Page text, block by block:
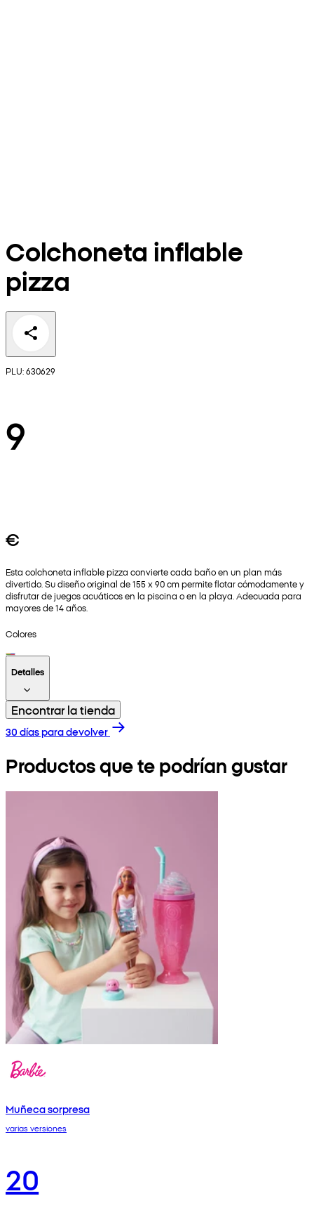
Colchoneta inflable
pizza
PLU: 630629
9
€
Esta colchoneta inflable pizza convierte cada baño en un plan más
divertido. Su diseño original de 155 x 90 cm permite flotar cómodamente y
disfrutar de juegos acuáticos en la piscina o en la playa. Adecuada para
mayores de 14 años.
Colores
Detalles
Encontrar la tienda
30 días para devolver
Productos que te podrían gustar
Muñeca sorpresa
varias versiones
20